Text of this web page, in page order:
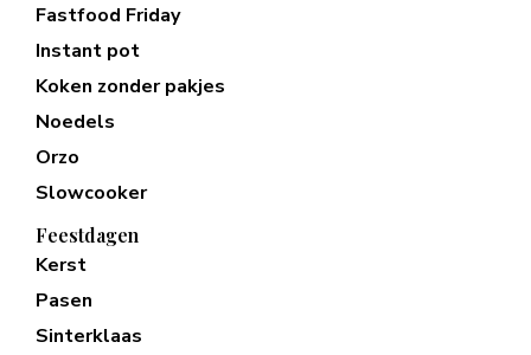
Fastfood Friday
Instant pot
Koken zonder pakjes
Noedels
Orzo
Slowcooker
Feestdagen
Kerst
Pasen
Sinterklaas